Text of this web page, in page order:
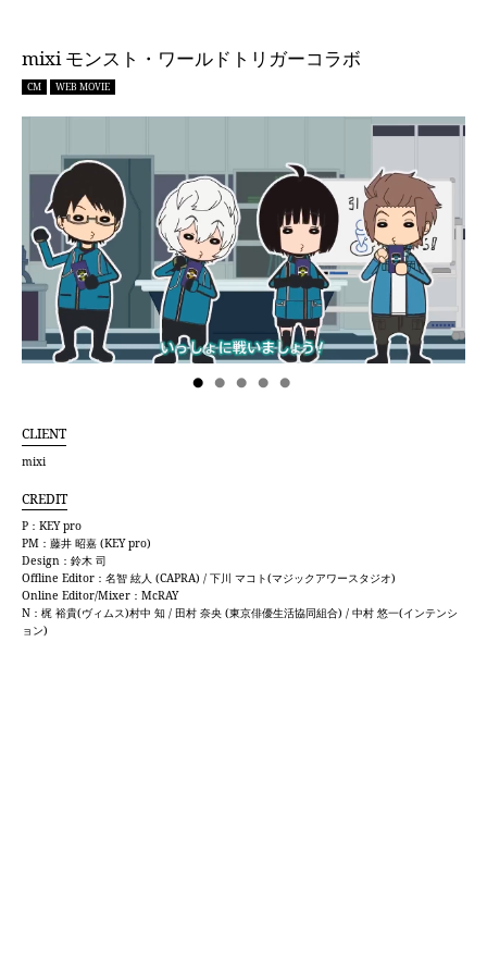
mixi モンスト・ワールドトリガーコラボ
CM WEB MOVIE
CLIENT
mixi
CREDIT
P：KEY pro
PM：藤井 昭嘉 (KEY pro)
Design：鈴木 司
Offline Editor：名智 絃人 (CAPRA) / 下川 マコト(マジックアワースタジオ)
Online Editor/Mixer：McRAY
N：梶 裕貴(ヴィムス)村中 知 / 田村 奈央 (東京俳優生活協同組合) / 中村 悠一(インテンシ
ョン)